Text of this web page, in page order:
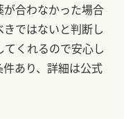
合わなかった場合
ではないと判断し
くれるので安心し
あり、詳細は公式